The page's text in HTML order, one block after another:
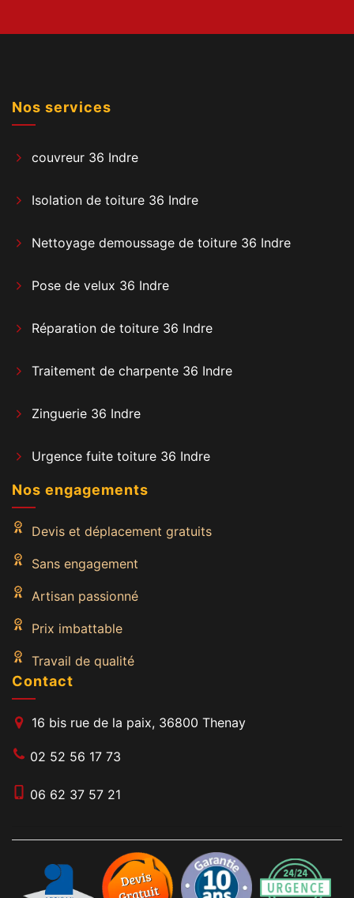
Nos services
couvreur 36 Indre
Isolation de toiture 36 Indre
Nettoyage demoussage de toiture 36 Indre
Pose de velux 36 Indre
Réparation de toiture 36 Indre
Traitement de charpente 36 Indre
Zinguerie 36 Indre
Urgence fuite toiture 36 Indre
Nos engagements
Devis et déplacement gratuits
Sans engagement
Artisan passionné
Prix imbattable
Travail de qualité
Contact
16 bis rue de la paix, 36800 Thenay
02 52 56 17 73
06 62 37 57 21